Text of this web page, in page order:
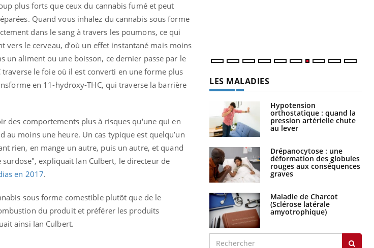
plus forts que ceux du cannabis fumé et peut
Quand vous inhalez du cannabis sous forme
dans le sang à travers les poumons, ce qui
vers le cerveau, d’où un effet instantané mais moins
un aliment ou une boisson, ce dernier passe par le
traverse le foie où il est converti en une forme plus
en 11-hydroxy-THC, qui traverse la barrière
des comportements plus à risques qu'une qui en
au moins une heure. Un cas typique est quelqu’un
rien, en mange un autre, puis un autre, et quand
expliquait Ian Culbert, le directeur de
en 2017.
sous forme comestible plutôt que de le
du produit et préférer les produits
ainsi Ian Culbert.
LES MALADIES
Hypotension
orthostatique : quand la
pression artérielle chute
au lever
Drépanocytose : une
déformation des globules
rouges aux conséquences
graves
Maladie de Charcot
(Sclérose latérale
amyotrophique)